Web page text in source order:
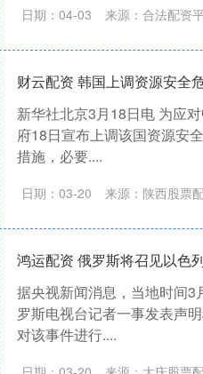
日期：04-03 来源：合法配资
财云配资 韩国上调资源安全
新华社北京3月18日电 为应
府18日宣布上调该国资源安
措施，必要....
日期：03-20 来源：陕西股票
鸿运配资 俄罗斯将召见以色
据央视新闻消息，当地时间
罗斯电视台记者一事发表声
对该事件进行....